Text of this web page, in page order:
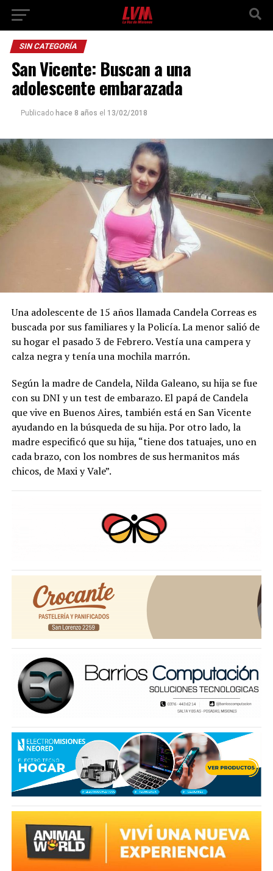
SIN CATEGORÍA
San Vicente: Buscan a una
adolescente embarazada
Publicado hace 8 años el 13/02/2018
Una adolescente de 15 años llamada Candela Correas es
buscada por sus familiares y la Policía. La menor salió de
su hogar el pasado 3 de Febrero. Vestía una campera y
calza negra y tenía una mochila marrón.
Según la madre de Candela, Nilda Galeano, su hija se fue
con su DNI y un test de embarazo. El papá de Candela
que vive en Buenos Aires, también está en San Vicente
ayudando en la búsqueda de su hija. Por otro lado, la
madre especificó que su hija, “tiene dos tatuajes, uno en
cada brazo, con los nombres de sus hermanitos más
chicos, de Maxi y Vale”.